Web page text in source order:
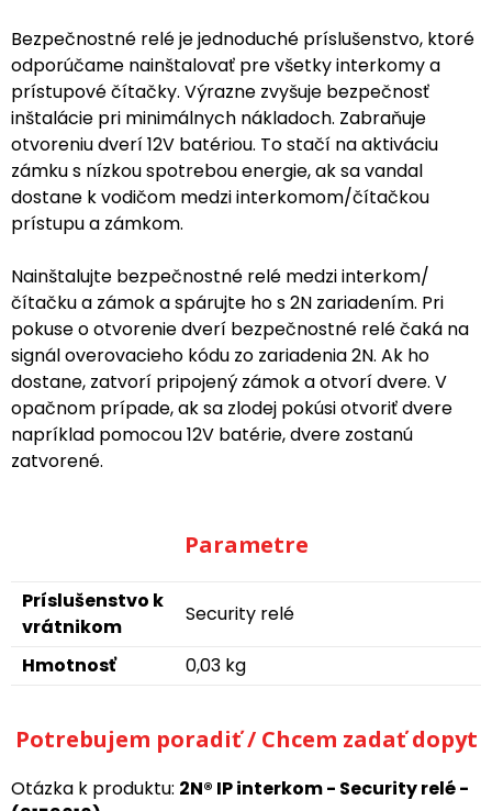
Bezpečnostné relé je jednoduché príslušenstvo, ktoré
odporúčame nainštalovať pre všetky interkomy a
prístupové čítačky. Výrazne zvyšuje bezpečnosť
inštalácie pri minimálnych nákladoch. Zabraňuje
otvoreniu dverí 12V batériou. To stačí na aktiváciu
zámku s nízkou spotrebou energie, ak sa vandal
dostane k vodičom medzi interkomom/čítačkou
prístupu a zámkom.
Nainštalujte bezpečnostné relé medzi interkom/
čítačku a zámok a spárujte ho s 2N zariadením. Pri
pokuse o otvorenie dverí bezpečnostné relé čaká na
signál overovacieho kódu zo zariadenia 2N. Ak ho
dostane, zatvorí pripojený zámok a otvorí dvere. V
opačnom prípade, ak sa zlodej pokúsi otvoriť dvere
napríklad pomocou 12V batérie, dvere zostanú
zatvorené.
Parametre
Príslušenstvo k
vrátnikom
Security relé
Hmotnosť 0,03 kg
Potrebujem poradiť / Chcem zadať dopyt
Otázka k produktu: 2N® IP interkom - Security relé -